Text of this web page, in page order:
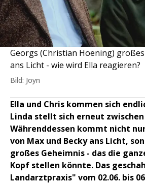
Georgs (Christian Hoening)
ans Licht - wie wird Ella reagieren?
Bild: Joyn
Ella und Chris kommen sich
Linda stellt sich erneut
Währenddessen kommt nicht
von Max und Becky ans Licht,
großes Geheimnis - das die
Kopf stellen könnte. Das
Landarztpraxis" vom 02.06. bis